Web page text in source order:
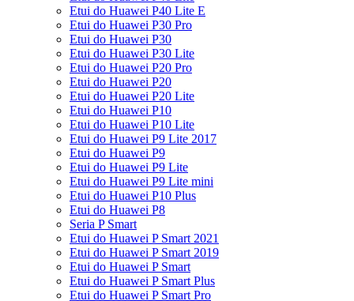
Etui do Huawei P40 Lite E
Etui do Huawei P30 Pro
Etui do Huawei P30
Etui do Huawei P30 Lite
Etui do Huawei P20 Pro
Etui do Huawei P20
Etui do Huawei P20 Lite
Etui do Huawei P10
Etui do Huawei P10 Lite
Etui do Huawei P9 Lite 2017
Etui do Huawei P9
Etui do Huawei P9 Lite
Etui do Huawei P9 Lite mini
Etui do Huawei P10 Plus
Etui do Huawei P8
Seria P Smart
Etui do Huawei P Smart 2021
Etui do Huawei P Smart 2019
Etui do Huawei P Smart
Etui do Huawei P Smart Plus
Etui do Huawei P Smart Pro